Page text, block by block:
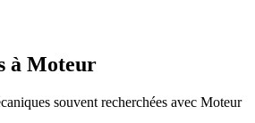
à Moteur
souvent recherchées avec Moteur